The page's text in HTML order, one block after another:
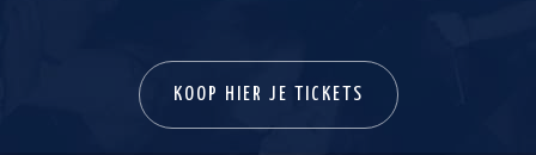
KOOP HIER JE TICKETS